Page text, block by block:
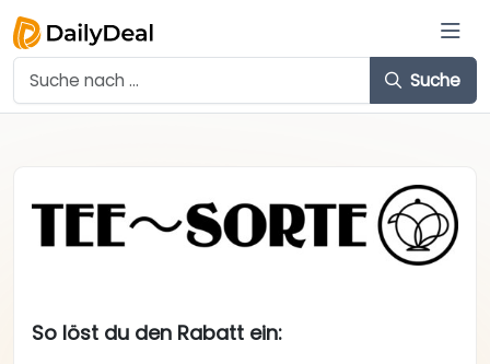
Suche
So löst du den Rabatt ein: